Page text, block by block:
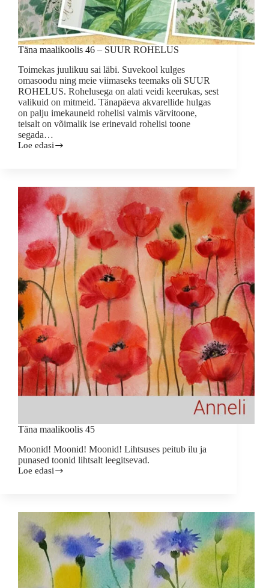
Täna maalikoolis 46 – SUUR ROHELUS
Toimekas juulikuu sai läbi. Suvekool kulges
omasoodu ning meie viimaseks teemaks oli SUUR
ROHELUS. Rohelusega on alati veidi keerukas, sest
valikuid on mitmeid. Tänapäeva akvarellide hulgas
on palju imekauneid rohelisi valmis värvitoone,
teisalt on võimalik ise erinevaid rohelisi toone
segada…
Loe edasi
Täna
SUUR
ROHELUS
Täna maalikoolis 45
Moonid! Moonid! Moonid! Lihtsuses peitub ilu ja
punased toonid lihtsalt leegitsevad.
Loe edasi
Täna